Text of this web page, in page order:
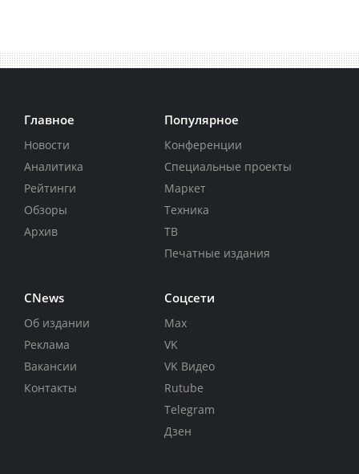
Главное
Новости
Аналитика
Рейтинги
Обзоры
Архив
Популярное
Конференции
Специальные проекты
Маркет
Техника
ТВ
Печатные издания
CNews
Об издании
Реклама
Вакансии
Контакты
Соцсети
Max
VK
VK Видео
Rutube
Telegram
Дзен